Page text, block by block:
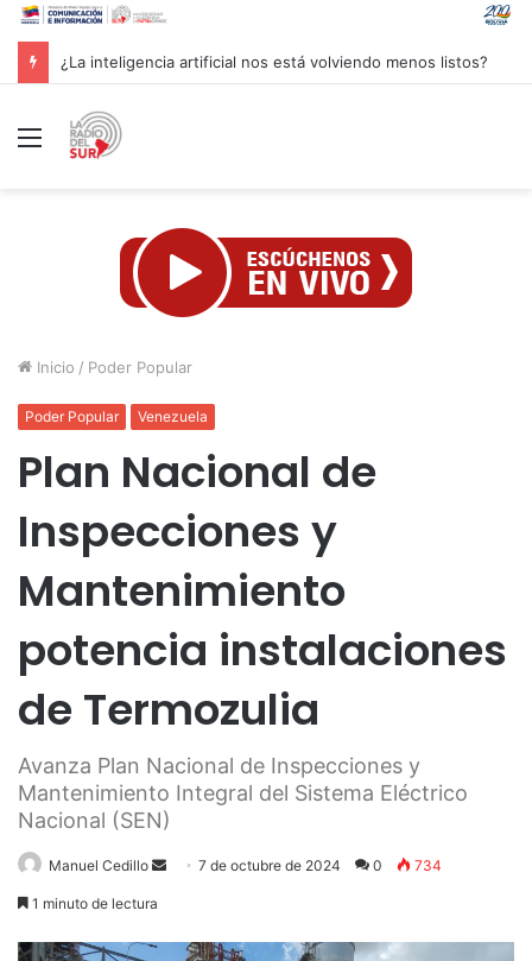
Groenlandia lanza una fuerte advertencia a empresa petrolera vinculada a Trump
Menú
Inicio / Poder Popular
Poder Popular Venezuela
Plan Nacional de
Inspecciones y
Mantenimiento
potencia instalaciones
de Termozulia
Avanza Plan Nacional de Inspecciones y
Mantenimiento Integral del Sistema Eléctrico
Nacional (SEN)
Manuel Cedillo
Send7 de octubre de 2024 0 734
1 minuto de lectura